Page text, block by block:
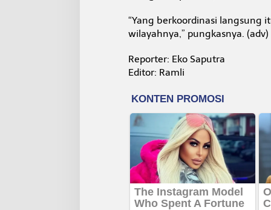
“Yang berkoordinasi langsung
wilayahnya,” pungkasnya. (adv)
Reporter: Eko Saputra
Editor: Ramli